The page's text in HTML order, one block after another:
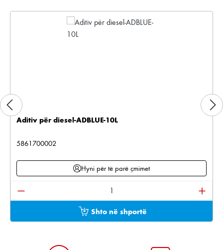
Aditiv për diesel-ADBLUE-10L
5861700002
Hyni për të parë çmimet
Sasia e produktit: Shkruani sasinë e dëshiruar
Shto në shportë